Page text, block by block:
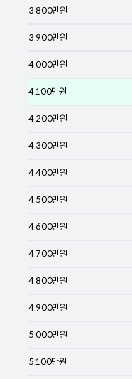
3,800만원
3,900만원
4,000만원
4,100만원
4,200만원
4,300만원
4,400만원
4,500만원
4,600만원
4,700만원
4,800만원
4,900만원
5,000만원
5,100만원